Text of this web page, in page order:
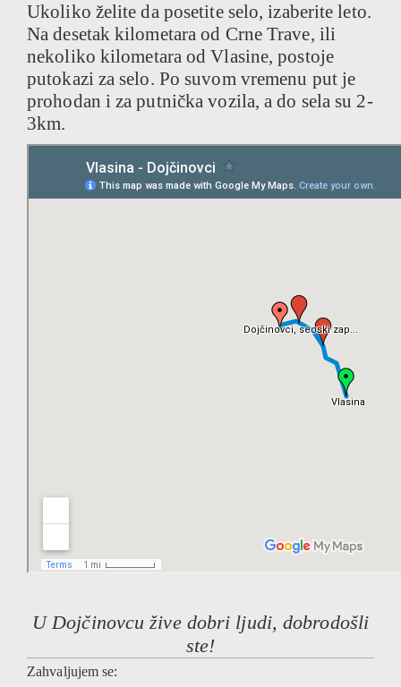
Ukoliko želite da posetite selo, izaberite leto.
Na desetak kilometara od Crne Trave, ili
nekoliko kilometara od Vlasine, postoje
putokazi za selo. Po suvom vremenu put je
prohodan i za putnička vozila, a do sela su 2-
3km.
U Dojčinovcu žive dobri ljudi, dobrodošli
ste!
Zahvaljujem se: